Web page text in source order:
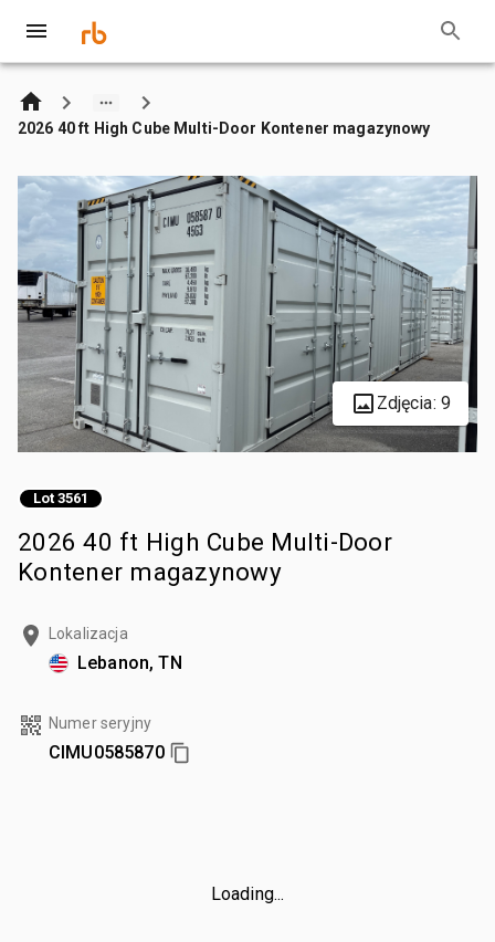
2026 40 ft High Cube Multi-Door Kontener magazynowy
Zdjęcia: 9
Lot 3561
2026 40 ft High Cube Multi-Door
Kontener magazynowy
Lokalizacja
Lebanon, TN
Numer seryjny
CIMU0585870
Loading...